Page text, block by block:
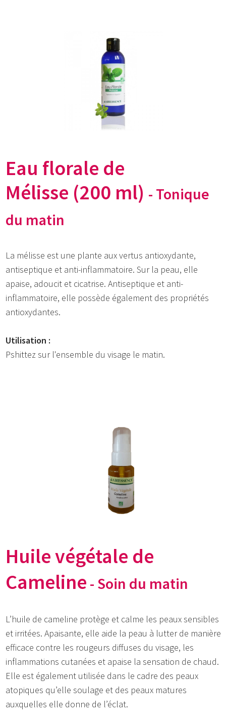
Eau florale de
Mélisse (200 ml) - Tonique
du matin
La mélisse est une plante aux vertus antioxydante,
antiseptique et anti-inflammatoire. Sur la peau, elle
apaise, adoucit et cicatrise. Antiseptique et anti-
inflammatoire, elle possède également des propriétés
antioxydantes.
Utilisation :
Pshittez sur l'ensemble du visage le matin.
Huile végétale de
Cameline - Soin du matin
L’huile de cameline protège et calme les peaux sensibles
et irritées. Apaisante, elle aide la peau à lutter de manière
efficace contre les rougeurs diffuses du visage, les
inflammations cutanées et apaise la sensation de chaud.
Elle est également utilisée dans le cadre des peaux
atopiques qu’elle soulage et des peaux matures
auxquelles elle donne de l’éclat.